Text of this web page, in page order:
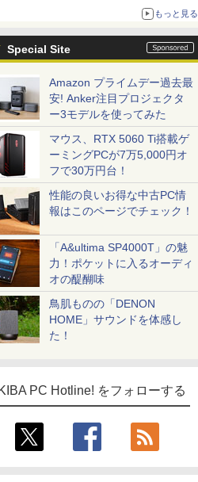
様や特徴を整理、11製品をピックアップ text
もっと見る
Special Site
Amazon プライムデー過去最
安! Anker注目プロジェクタ
ー3モデルを使ってみた
マウス、RTX 5060 Ti搭載ゲ
ーミングPCが7万5,000円オ
フで30万円台！
性能の良いお得な中古PC情
報はこのページでチェック！
「A&ultima SP4000T」の魅
力！ポケットに入るオーディ
オの醍醐味
鳥肌ものの「DENON
HOME」サウンドを体感し
た！
PC Hotline! をフォローする